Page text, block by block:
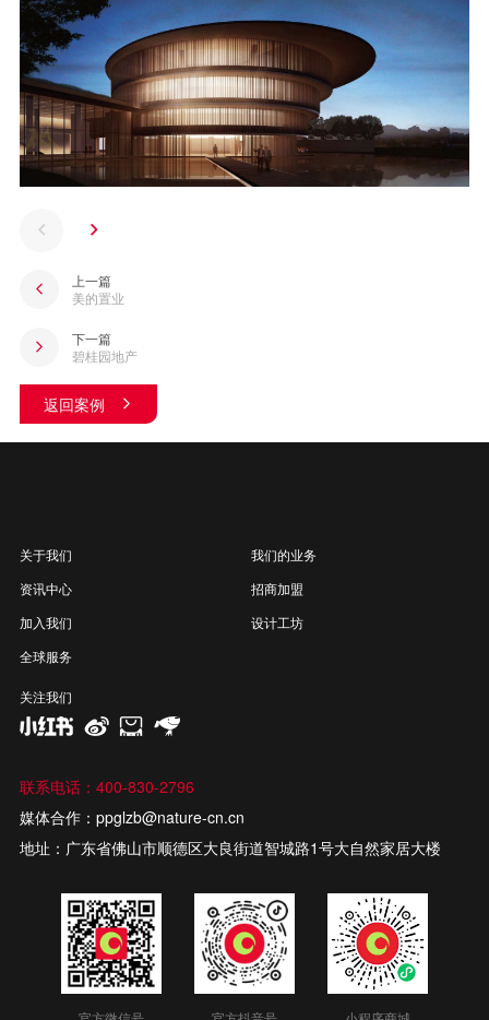
上一篇
美的置业
返回案例
下一篇
碧桂园地产
关于我们
我们的业务
资讯中心
招商加盟
加入我们
设计工坊
全球服务
关注我们
联系电话：400-830-2796
媒体合作：ppglzb@nature-cn.cn
地址：广东省佛山市顺德区大良街道智城路1号大自然家居大楼